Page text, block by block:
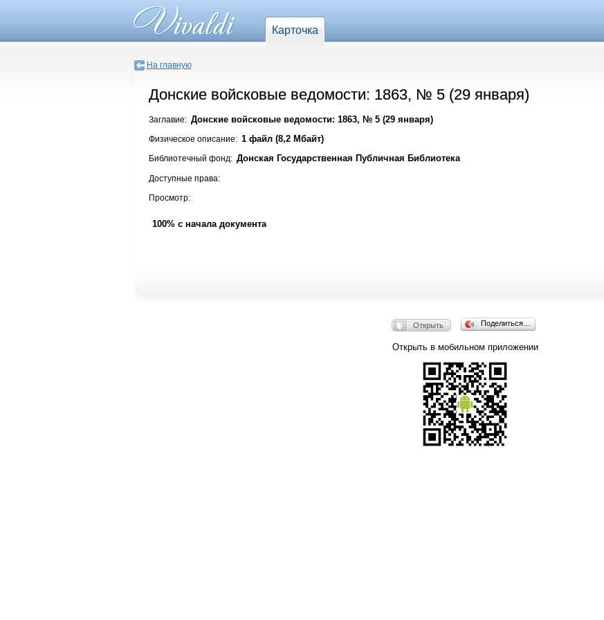
Карточка
На главную
Донские войсковые ведомости: 1863, № 5 (29 января)
Заглавие: Донские войсковые ведомости: 1863, № 5 (29 января)
Физическое описание: 1 файл (8,2 Мбайт)
Библиотечный фонд: Донская Государственная Публичная Библиотека
Доступные права:
Просмотр:
100% с начала документа
Открыть Поделиться…
Открыть в мобильном приложении